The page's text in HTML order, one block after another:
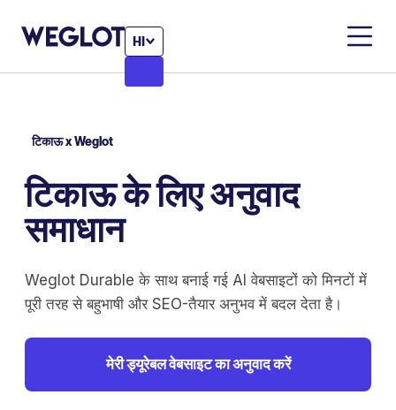
HI
टिकाऊ x Weglot
टिकाऊ के लिए अनुवाद
समाधान
Weglot Durable के साथ बनाई गई AI वेबसाइटों को मिनटों में
पूरी तरह से बहुभाषी और SEO-तैयार अनुभव में बदल देता है।
मेरी ड्यूरेबल वेबसाइट का अनुवाद करें